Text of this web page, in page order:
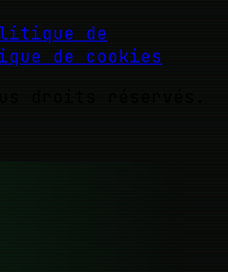
de
de cookies